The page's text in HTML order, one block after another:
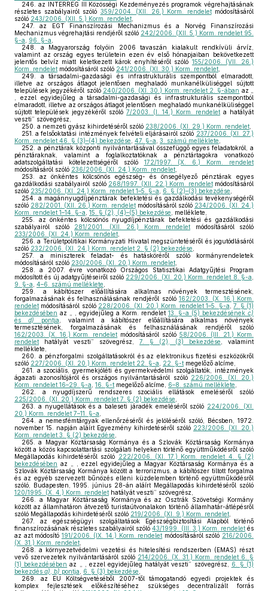
246.
az INTERREG III Közösségi Kezdeményezés programok végrehajtásának
részletes szabályairól szóló 359/2004. (XII. 26.) Korm. rendeletmódosításáról
szóló 243/2006. (XII. 5.) Korm. rendelet
247.
az EGT Finanszírozási Mechanizmus és a Norvég Finanszírozási
Mechanizmus végrehajtási rendjéről szóló 242/2006. (XII. 5.) Korm. rendelet 95.
§-a
96. §-a
248.
a Magyarország folyóin 2006 tavaszán kialakult rendkívüli árvíz,
valamint az ország egyes területein ezen év első hónapjaiban bekövetkezett
jelentős belvíz miatt keletkezett károk enyhítéséről szóló 155/2006. (VII. 26.)
Korm. rendelet módosításáról szóló 241/2006. (XI. 30.) Korm. rendelet
249.
a társadalmi-gazdasági és infrastrukturális szempontból elmaradott,
illetve az országos átlagot jelentősen meghaladó munkanélküliséggel sújtott
települések jegyzékéről szóló 240/2006. (XI. 30.) Korm. rendelet 2. §-ában az „
, ezzel egyidejűleg a társadalmi-gazdasági és infrastrukturális szempontból
elmaradott, illetve az országos átlagot jelentősen meghaladó munkanélküliséggel
sújtott települések jegyzékéről szóló 7/2003. (I. 14.) Korm. rendelet a hatályát
veszti” szövegrész,
250. a nemzeti gyász kihirdetéséről szóló 238/2006. (XI. 29.) Korm. rendelet
251. a felsőoktatási intézmények felvételi eljárásairól szóló 237/2006. (XI. 27.)
Korm. rendelet 46. § (3)–(4) bekezdése 47. §-a 3. számú melléklete
252.
a pénztárak központi nyilvántartásával összefüggő egyes feladatokról, a
pénztáraknak, valamint a foglalkoztatóknak a pénztártagokra vonatkozó
adatszolgáltatási kötelezettségéről szóló 172/1997. (X. 6.) Korm. rendelet
módosításáról szóló 236/2006. (XI. 24.) Korm. rendelet
253.
az önkéntes kölcsönös egészség- és önsegélyező pénztárak egyes
gazdálkodási szabályairól szóló 268/1997. (XII. 22.) Korm. rendeletmódosításáról
szóló 235/2006. (XI. 24.) Korm. rendelet 1–5. §-a 6. § (2)–(3) bekezdése
254.
a magánnyugdíjpénztárak befektetési és gazdálkodási tevékenységéről
szóló 282/2001. (XII. 26.) Korm. rendeletmódosításáról szóló 234/2006. (XI. 24.)
Korm. rendelet 1–14. §-a 15. § (2), (4)–(5) bekezdése , melléklete,
255.
az önkéntes kölcsönös nyugdíjpénztárak befektetési és gazdálkodási
szabályairól szóló 281/2001. (XII. 26.) Korm. rendelet módosításáról szóló
233/2006. (XI. 24.) Korm. rendelet
256. a Területpolitikai Kormányzati Hivatal megszüntetéséről és jogutódlásáról
szóló 232/2006. (XI. 24.) Korm. rendelet 2. § (2) bekezdése
257.
a miniszterek feladat- és hatásköréről szóló kormányrendeletek
módosításáról szóló 230/2006. (XI. 20.) Korm. rendelet
258.
a 2007. évre vonatkozó Országos Statisztikai Adatgyűjtési Program
módosított és új adatgyűjtéseiről szóló 229/2006. (XI. 20.) Korm. rendelet 8. §-a
9. §-a 4–6. számú melléklete
259.
a kábítószer előállítására alkalmas növények termesztésének,
forgalmazásának és felhasználásának rendjéről szóló 162/2003. (X. 16.) Korm.
rendelet módosításáról szóló 228/2006. (XI. 20.) Korm. rendelet 1–5. §-a ,7. § (1)
bekezdésében az „ , egyidejűleg a Korm. rendelet 13. §-a (5) bekezdésének c)
és d) pontja , valamint a kábítószer előállítására alkalmas növények
termesztésének, forgalmazásának és felhasználásának rendjéről szóló
162/2003. (X. 16.) Korm. rendelet módosításáról szóló 58/2006. (III. 21.) Korm.
rendelet hatályát veszti” szövegrész, 7. § (2), (3) bekezdése , valamint
melléklete,
260.
a pénzforgalmi szolgáltatásokról és az elektronikus fizetési eszközökről
szóló 227/2006. (XI. 20.) Korm. rendelet 22. §-a 22. §-t megelőző alcíme,
261.
a szociális, gyermekjóléti és gyermekvédelmi szolgáltatók, intézmények
ágazati azonosítójáról és országos nyilvántartásáról szóló 226/2006. (XI. 20.)
Korm. rendelet 16–29. §-a 16. §-t megelőző alcíme, 6–8. számú melléklete
262.
a nyugdíjszerű rendszeres szociális ellátások emeléséről szóló
225/2006. (XI. 20.) Korm. rendelet 7. § (2) bekezdése
263.
a nyugellátások és a baleseti járadék emeléséről szóló 224/2006. (XI.
20.) Korm. rendelet 7–11. §-a
264.
a nemesfémtárgyak ellenőrzéséről és jelöléséről szóló, Bécsben, 1972.
november 15. napján aláírt Egyezmény kihirdetéséről szóló 223/2006. (XI. 20.)
Korm. rendelet 3. § (2) bekezdése
265.
a Magyar Köztársaság Kormánya és a Szlovák Köztársaság Kormánya
között a közös kapcsolattartási szolgálati helyeken történő együttműködésről szóló
Megállapodás kihirdetéséről szóló 222/2006. (XI. 17.) Korm. rendelet 4. § (2)
bekezdésében az „ , ezzel egyidejűleg a Magyar Köztársaság Kormánya és a
Szlovák Köztársaság Kormánya között a terrorizmus, a kábítószer tiltott forgalma
és az egyéb szervezett bűnözés elleni küzdelemben történő együttműködésről
szóló, Budapesten, 1995. június 28-án aláírt Megállapodás kihirdetéséről szóló
120/1995. (X. 4.) Korm. rendelet hatályát veszti” szövegrész,
266.
a Magyar Köztársaság Kormánya és az Osztrák Szövetségi Kormány
között az államhatáron átvezető turistaútvonalakon történő államhatár-átlépésről
szóló Megállapodás kihirdetéséről szóló 219/2006. (XI. 9.) Korm. rendelet
267.
az egészségügyi szolgáltatások Egészségbiztosítási Alapból történő
finanszírozásának részletes szabályairól szóló43/1999. (III. 3.) Korm. rendeletés
az azt módosító 191/2006. (IX. 14.) Korm. rendelet módosításáról szóló 216/2006.
(X. 31.) Korm. rendelet
268.
a környezetvédelmi vezetési és hitelesítési rendszerben (EMAS) részt
vevő szervezetek nyilvántartásáról szóló 214/2006. (X. 31.) Korm. rendelet 6. §
(1) bekezdésében az „ , ezzel egyidejűleg hatályát veszti” szövegrész,
6. § (1)
bekezdés a) b) pontja 6. § (3) bekezdése
269.
az EU Költségvetéséből 2007-től támogatandó egyedi projektek és
komplex fejlesztések előkészítéséhez szükséges decentralizált forrás